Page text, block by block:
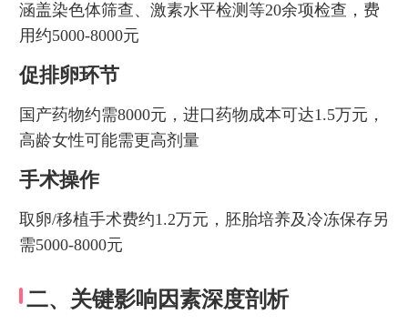
涵盖染色体筛查、激素水平检测等20余项检查，费
用约5000-8000元
促排卵环节
国产药物约需8000元，进口药物成本可达1.5万元，
高龄女性可能需更高剂量
手术操作
取卵/移植手术费约1.2万元，胚胎培养及冷冻保存另
需5000-8000元
二、关键影响因素深度剖析